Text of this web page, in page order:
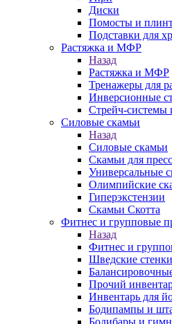
Диски
Помосты и
Подставки для
Растяжка и МФР
Назад
Растяжка и МФР
Тренажеры для
Инверсионные
Стрейч-системы
Силовые скамьи
Назад
Силовые скамьи
Скамьи для
Универсальные
Олимпийские
Гиперэкстензии
Скамьи Скотта
Фитнес и групповые
Назад
Фитнес и
Шведские стенки
Прочий
Инвентарь для
Бодипампы и
Бодибары и